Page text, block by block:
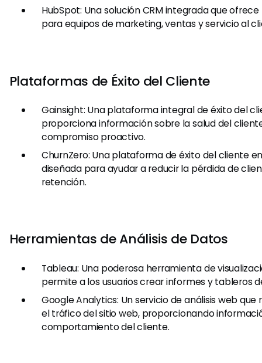
HubSpot: Una solución CRM integrada que
para equipos de marketing, ventas y servicio al
Plataformas de Éxito del Cliente
Gainsight: Una plataforma integral de éxito del
proporciona información sobre la salud del
compromiso proactivo.
ChurnZero: Una plataforma de éxito del cliente
diseñada para ayudar a reducir la pérdida de
retención.
Herramientas de Análisis de Datos
Tableau: Una poderosa herramienta de
permite a los usuarios crear informes y tableros
Google Analytics: Un servicio de análisis web
el tráfico del sitio web, proporcionando
comportamiento del cliente.